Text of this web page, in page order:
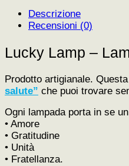
Descrizione
Recensioni (0)
Lucky Lamp –
Prodotto artigianale.
salute” che puoi trovare
Ogni lampada porta in se
• Amore
• Gratitudine
• Unità
• Fratellanza.